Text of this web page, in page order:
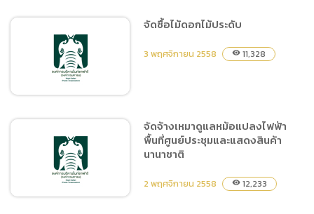
จัดจ้างเหมาดูแลระบบเตือน
ภัย พื้นที่ศูนย์ประชุมและแสดง
สินค้านานาชาติ
จัดซื้อไม้ดอกไม้ประดับ
จัดซื้อไม้ดอกไม้ประดับ
3 พฤศจิกายน 2558 visibility 11,328
จัดจ้างเหมาดูแลหม้อแปลงไฟฟ้า
พื้นที่ศูนย์ประชุมและแสดงสินค้า
นานาชาติ
2 พฤศจิกายน 2558 visibility 12,233